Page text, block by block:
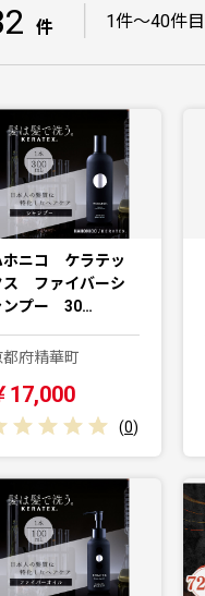
件 1件〜40件目
ホニコ ケラテッ
ス ファイバーシ
ンプー 30…
都府精華町
17,000
(0)